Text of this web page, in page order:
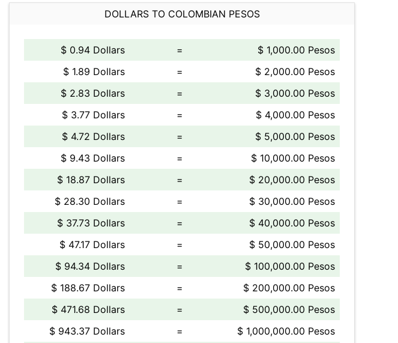
DOLLARS TO COLOMBIAN PESOS
$ 0.94 Dollars =
$ 1,000.00 Pesos
$ 1.89 Dollars
=
$ 2,000.00 Pesos
$ 2.83 Dollars
=
$ 3,000.00 Pesos
$ 3.77 Dollars
=
$ 4,000.00 Pesos
$ 4.72 Dollars
=
$ 5,000.00 Pesos
$ 9.43 Dollars
=
$ 10,000.00 Pesos
$ 18.87 Dollars
=
$ 20,000.00 Pesos
$ 28.30 Dollars
=
$ 30,000.00 Pesos
$ 37.73 Dollars
=
$ 40,000.00 Pesos
$ 47.17 Dollars
=
$ 50,000.00 Pesos
$ 94.34 Dollars
=
$ 100,000.00 Pesos
$ 188.67 Dollars
=
$ 200,000.00 Pesos
$ 471.68 Dollars
=
$ 500,000.00 Pesos
$ 943.37 Dollars
= $ 1,000,000.00 Pesos